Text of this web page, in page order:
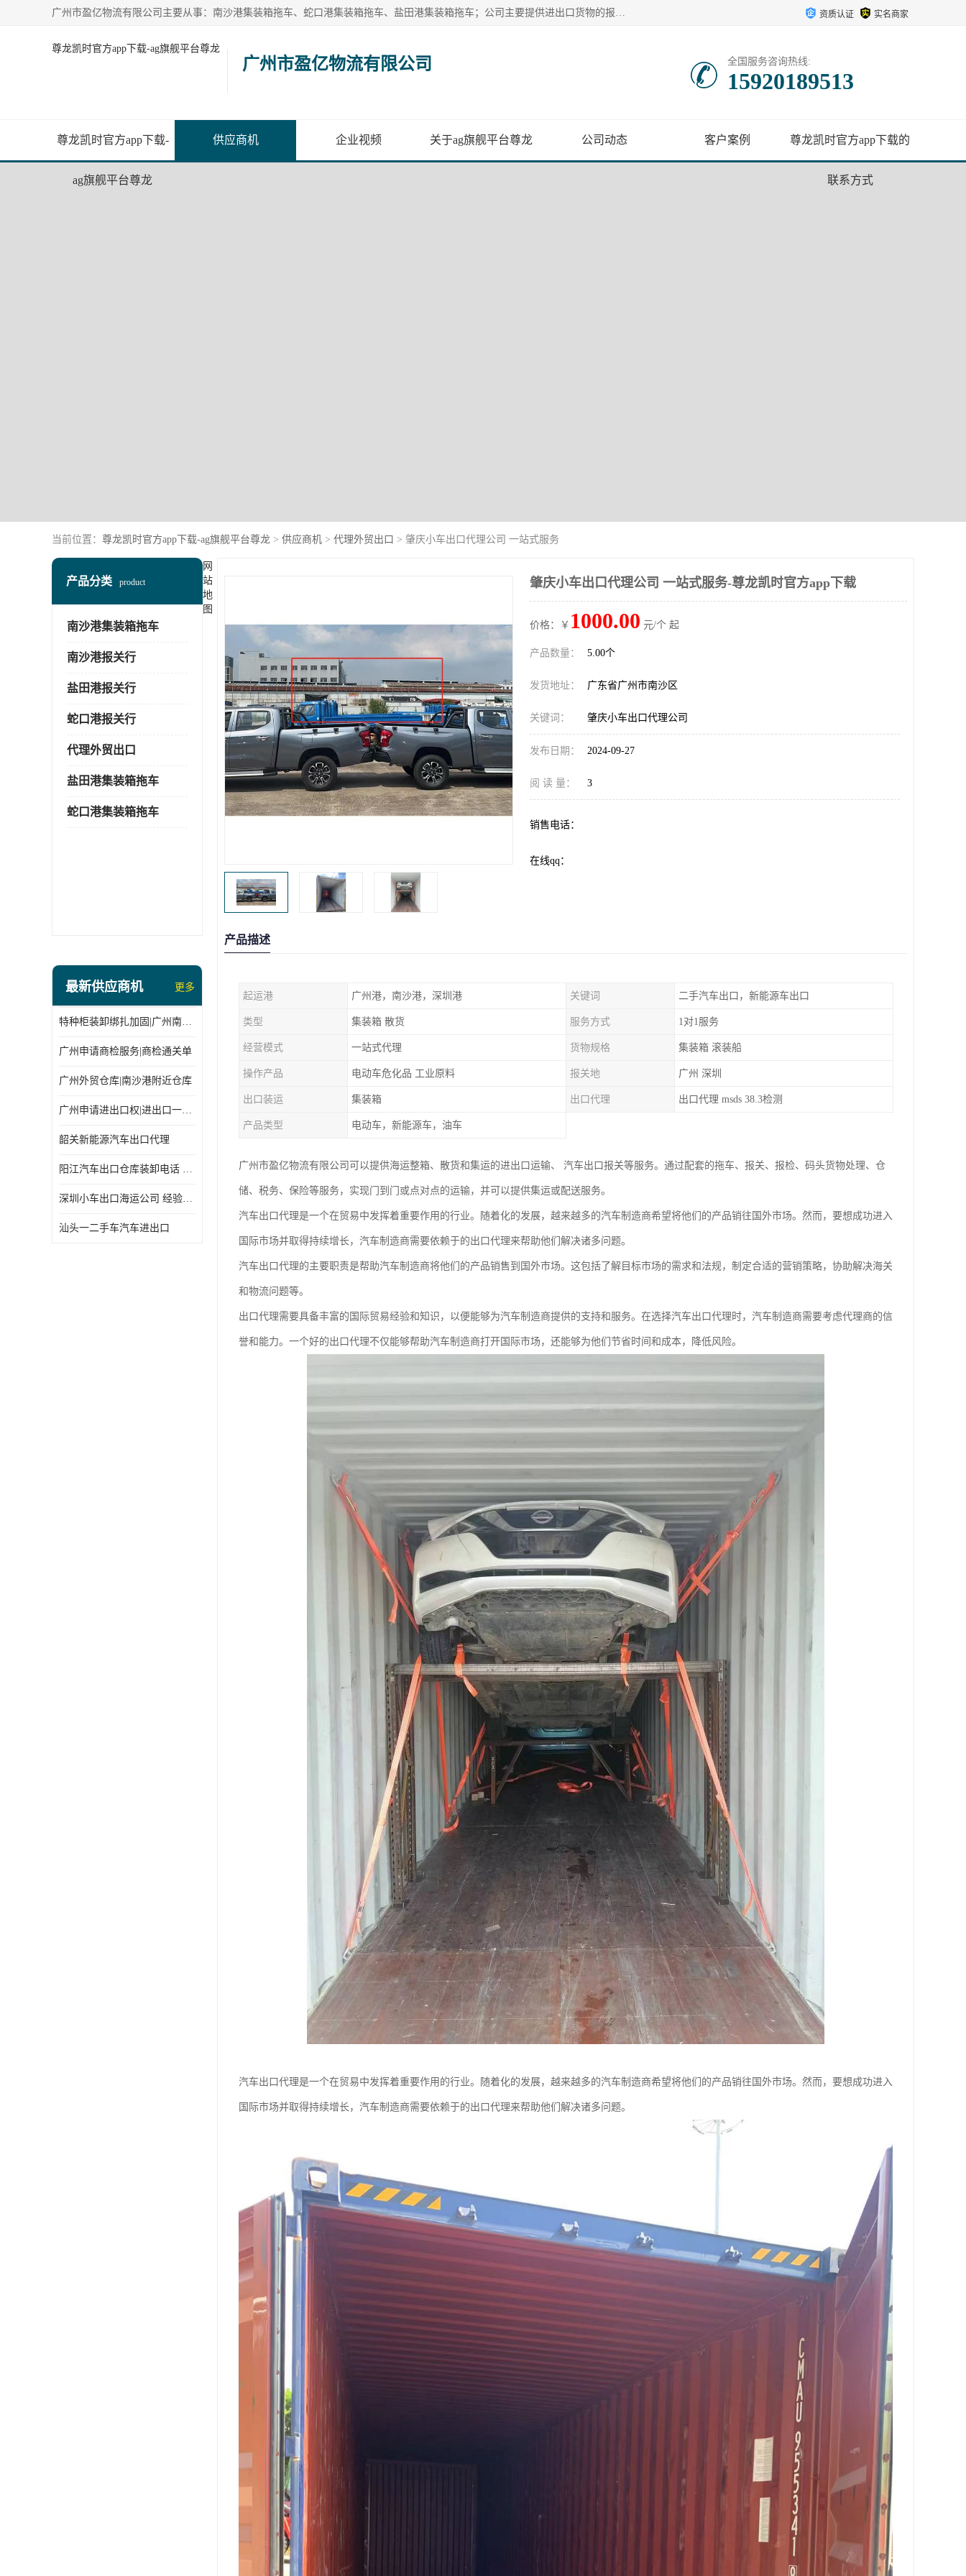
广州市盈亿物流有限公司主要从事：南沙港集装箱拖车、蛇口港集装箱拖车、盐田港集装箱拖车；公司主要提供进出口货物的报关报检、集装箱拖车、特种柜拖车、散货车、仓储搬运、装拆箱配送等港口物流服务。服务区域涵盖全国，起运港口：黄埔港、南沙港、盐田港、蛇口港等码头以及广州白云机场和火车站如南沙港火车站、 大朗、增城西、石龙等货运站。 资质认证 实名商家
尊龙凯时官方app下载-ag旗舰平台尊龙
广州市盈亿物流有限公司 全国服务咨询热线:
15920189513
尊龙凯时官方app下载-
ag旗舰平台尊龙
供应商机 企业视频 关于ag旗舰平台尊龙 公司动态 客户案例 尊龙凯时官方app下载的
联系方式
当前位置： 尊龙凯时官方app下载-ag旗舰平台尊龙 > 供应商机 > 代理外贸出口 > 肇庆小车出口代理公司 一站式服务
产品分类 product
南沙港集装箱拖车
南沙港报关行
盐田港报关行
蛇口港报关行
代理外贸出口
盐田港集装箱拖车
蛇口港集装箱拖车
最新供应商机 更多
特种柜装卸绑扎加固|广州南沙仓库装卸
广州申请商检服务|商检通关单
广州外贸仓库|南沙港附近仓库
广州申请进出口权|进出口一站式
韶关新能源汽车出口代理
阳江汽车出口仓库装卸电话 经验丰富
深圳小车出口海运公司 经验丰富
汕头一二手车汽车进出口
肇庆小车出口代理公司 一站式服务-尊龙凯时官方app下载
价格：￥ 1000.00 元/个 起
产品数量： 5.00个
发货地址： 广东省广州市南沙区
关键词： 肇庆小车出口代理公司
发布日期： 2024-09-27
阅 读 量： 3
销售电话：
在线qq：
产品描述
起运港 广州港，南沙港，深圳港 关键词 二手汽车出口，新能源车出口
类型 集装箱 散货 服务方式 1对1服务
经营模式 一站式代理 货物规格 集装箱 滚装船
操作产品 电动车危化品 工业原料 报关地 广州 深圳
出口装运 集装箱 出口代理 出口代理 msds 38.3检测
产品类型 电动车，新能源车，油车
广州市盈亿物流有限公司可以提供海运整箱、散货和集运的进出口运输、 汽车出口报关等服务。通过配套的拖车、报关、报检、码头货物处理、仓
储、税务、保险等服务，实现门到门或点对点的运输，并可以提供集运或配送服务。
汽车出口代理是一个在贸易中发挥着重要作用的行业。随着化的发展，越来越多的汽车制造商希望将他们的产品销往国外市场。然而，要想成功进入
国际市场并取得持续增长，汽车制造商需要依赖于的出口代理来帮助他们解决诸多问题。
汽车出口代理的主要职责是帮助汽车制造商将他们的产品销售到国外市场。这包括了解目标市场的需求和法规，制定合适的营销策略，协助解决海关
和物流问题等。
出口代理需要具备丰富的国际贸易经验和知识，以便能够为汽车制造商提供的支持和服务。在选择汽车出口代理时，汽车制造商需要考虑代理商的信
誉和能力。一个好的出口代理不仅能够帮助汽车制造商打开国际市场，还能够为他们节省时间和成本，降低风险。
汽车出口代理是一个在贸易中发挥着重要作用的行业。随着化的发展，越来越多的汽车制造商希望将他们的产品销往国外市场。然而，要想成功进入
国际市场并取得持续增长，汽车制造商需要依赖于的出口代理来帮助他们解决诸多问题。
网
站
地
图